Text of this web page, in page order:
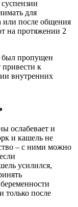
для
или после общения
на протяжении 2
был пропущен
к
внутренних
ослабевает и
и кашель не
– с ними можно
усилился,
только после